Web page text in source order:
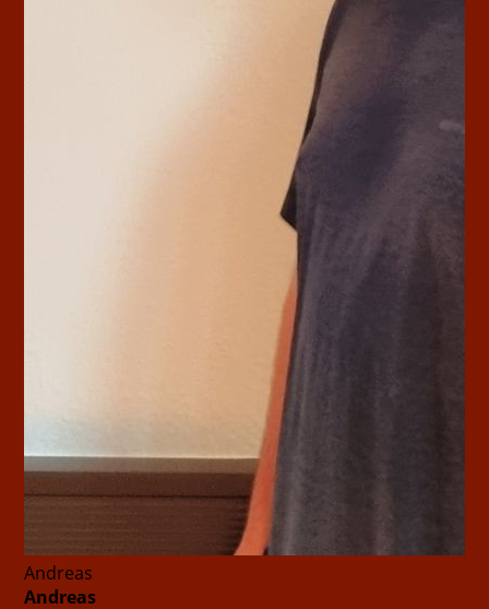
Andreas
Andreas